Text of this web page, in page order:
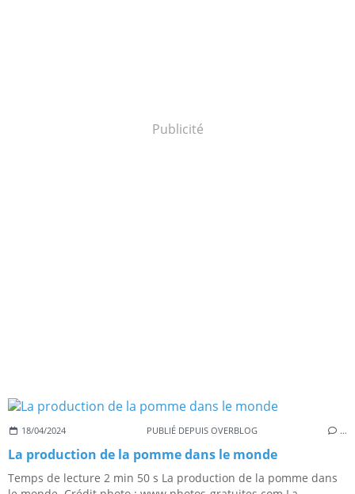
Publicité
18/04/2024 PUBLIÉ DEPUIS OVERBLOG …
La production de la pomme dans le monde
Temps de lecture 2 min 50 s La production de la pomme dans